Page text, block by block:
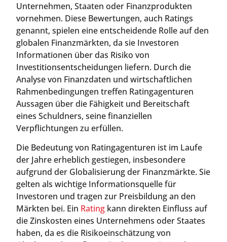
Unternehmen, Staaten oder Finanzprodukten
vornehmen. Diese Bewertungen, auch Ratings
genannt, spielen eine entscheidende Rolle auf den
globalen Finanzmärkten, da sie Investoren
Informationen über das Risiko von
Investitionsentscheidungen liefern. Durch die
Analyse von Finanzdaten und wirtschaftlichen
Rahmenbedingungen treffen Ratingagenturen
Aussagen über die Fähigkeit und Bereitschaft
eines Schuldners, seine finanziellen
Verpflichtungen zu erfüllen.
Die Bedeutung von Ratingagenturen ist im Laufe
der Jahre erheblich gestiegen, insbesondere
aufgrund der Globalisierung der Finanzmärkte. Sie
gelten als wichtige Informationsquelle für
Investoren und tragen zur Preisbildung an den
Märkten bei. Ein Rating kann direkten Einfluss auf
die Zinskosten eines Unternehmens oder Staates
haben, da es die Risikoeinschätzung von